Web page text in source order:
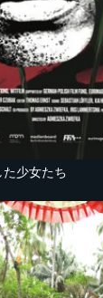
た少女たち